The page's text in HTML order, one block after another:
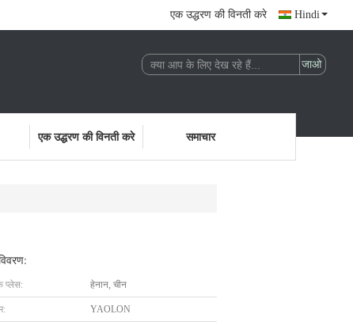
एक उद्धरण की विनती करे Hindi
एक उद्धरण की विनती करे समाचार
प्लेस: हेनान, चीन
YAOLON